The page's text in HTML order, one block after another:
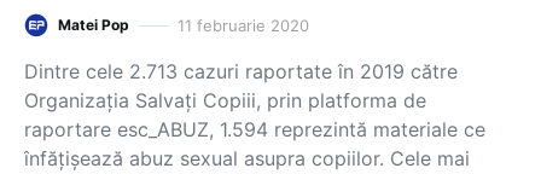
Matei Pop 11 februarie 2020
Dintre cele 2.713 cazuri raportate în 2019 către
Organizația Salvați Copiii, prin platforma de
raportare esc_ABUZ, 1.594 reprezintă materiale ce
înfățișează abuz sexual asupra copiilor. Cele mai